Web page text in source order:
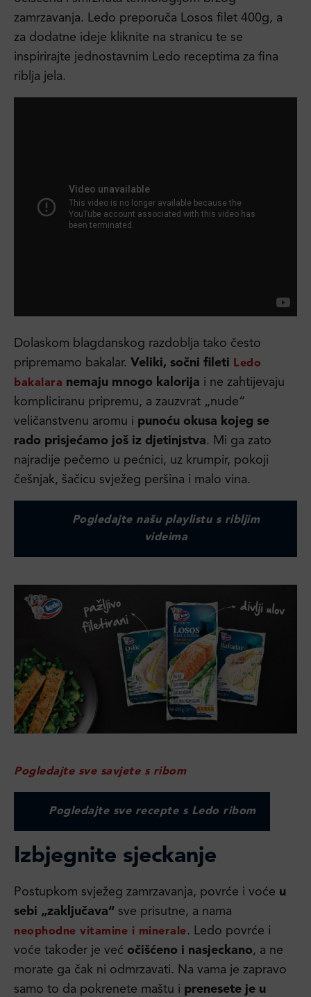
zamrzavanja. Ledo preporuča Losos filet 400g, a
za dodatne ideje kliknite na stranicu te se
inspirirajte jednostavnim Ledo receptima za fina
riblja jela.
Dolaskom blagdanskog razdoblja tako često
pripremamo bakalar. Veliki, sočni fileti
Ledo
bakalara nemaju mnogo kalorija i ne zahtijevaju
kompliciranu pripremu, a zauzvrat „nude“
veličanstvenu aromu i punoću okusa kojeg se
rado prisjećamo još iz djetinjstva. Mi ga zato
najradije pečemo u pećnici, uz krumpir, pokoji
češnjak, šačicu svježeg peršina i malo vina.
Pogledajte našu playlistu s ribljim
videima
Pogledajte sve savjete s ribom
Pogledajte sve recepte s Ledo ribom
Izbjegnite sjeckanje
Postupkom svježeg zamrzavanja, povrće i voće u
sebi „zaključava“ sve prisutne, a nama
neophodne vitamine i minerale. Ledo povrće i
voće također je već očišćeno i nasjeckano, a ne
morate ga čak ni odmrzavati. Na vama je zapravo
samo to da pokrenete maštu i prenesete je u